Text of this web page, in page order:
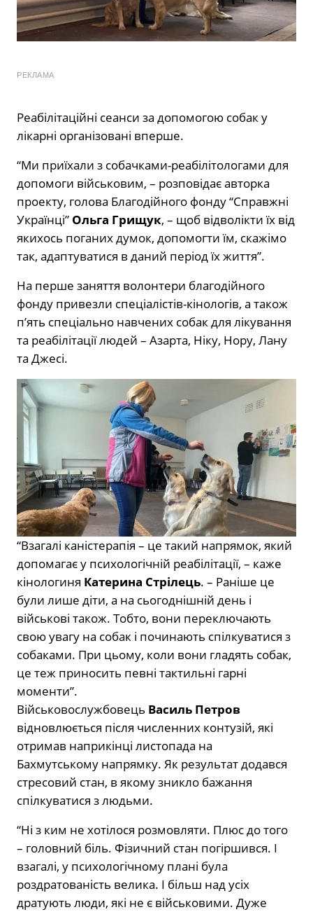
РЕКЛАМА
Реабілітаційні сеанси за допомогою собак у
лікарні організовані вперше.
“Ми приїхали з собачками-реабілітологами для
допомоги військовим, – розповідає авторка
проекту, голова Благодійного фонду “Справжні
Українці” Ольга Грищук, – щоб відволікти їх від
якихось поганих думок, допомогти їм, скажімо
так, адаптуватися в даний період їх життя”.
На перше заняття волонтери благодійного
фонду привезли спеціалістів-кінологів, а також
п’ять спеціально навчених собак для лікування
та реабілітації людей – Азарта, Ніку, Нору, Лану
та Джесі.
“Взагалі каністерапія – це такий напрямок, який
допомагає у психологічній реабілітації, – каже
кінологиня Катерина Стрілець. – Раніше це
були лише діти, а на сьогоднішній день і
військові також. Тобто, вони переключають
свою увагу на собак і починають спілкуватися з
собаками. При цьому, коли вони гладять собак,
це теж приносить певні тактильні гарні
моменти”.
Військовослужбовець Василь Петров
відновлюється після численних контузій, які
отримав наприкінці листопада на
Бахмутському напрямку. Як результат додався
стресовий стан, в якому зникло бажання
спілкуватися з людьми.
“Ні з ким не хотілося розмовляти. Плюс до того
– головний біль. Фізичний стан погіршився. І
взагалі, у психологічному плані була
роздратованість велика. І більш над усіх
дратують люди, які не є військовими. Дуже